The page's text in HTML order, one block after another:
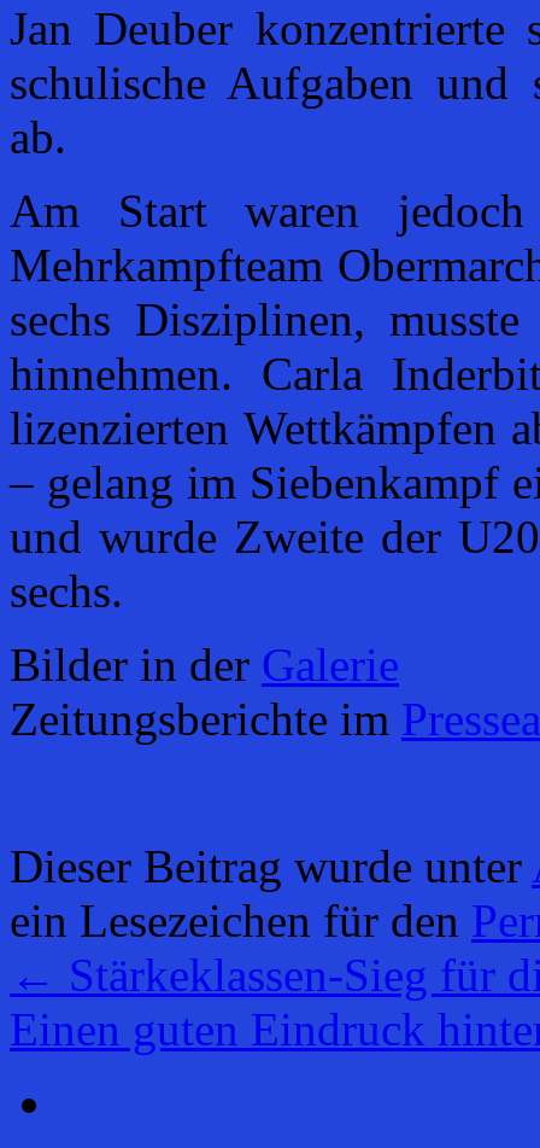
Jan Deuber konzentrierte
schulische Aufgaben
ab.
Am Start waren
Mehrkampfteam
sechs Disziplinen,
hinnehmen. Carla
lizenzierten Wettkämpfen
– gelang im Siebenkampf
und wurde Zweite der
sechs.
Bilder in der Galerie
Zeitungsberichte im
Dieser Beitrag wurde unter
ein Lesezeichen für den
← Stärkeklassen-Sieg für
Einen guten Eindruck